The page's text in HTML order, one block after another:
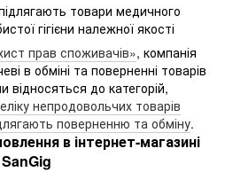
товари медичного
гігієни належної якості
прав споживачів», компанія
в обміні та поверненні товарів
відносяться до категорій,
непродовольчих товарів
поверненню та обміну.
в інтернет-магазині
SanGig